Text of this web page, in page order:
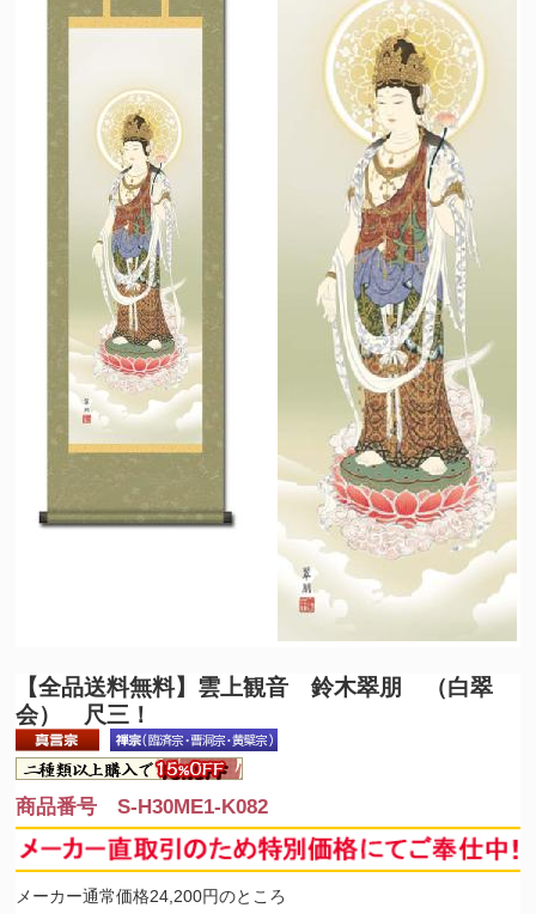
【全品送料無料】 雲上観音 鈴木翠朋 （白翠
会） 尺三！
商品番号 S-H30ME1-K082
メーカー通常価格24,200円のところ